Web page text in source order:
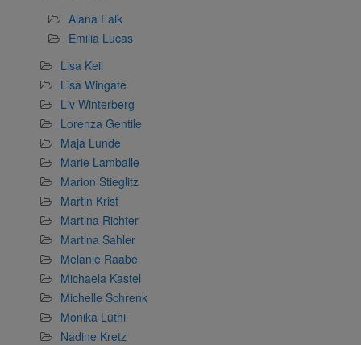
Alana Falk
Emilia Lucas
Lisa Keil
Lisa Wingate
Liv Winterberg
Lorenza Gentile
Maja Lunde
Marie Lamballe
Marion Stieglitz
Martin Krist
Martina Richter
Martina Sahler
Melanie Raabe
Michaela Kastel
Michelle Schrenk
Monika Lüthi
Nadine Kretz